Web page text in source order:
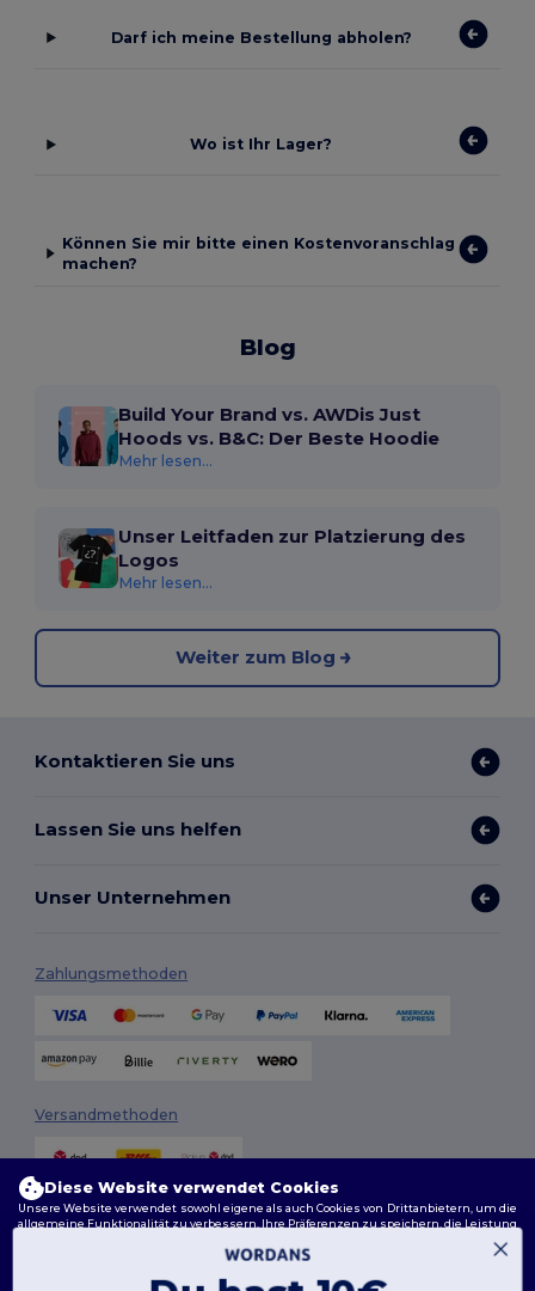
Darf ich meine Bestellung abholen?
Wo ist Ihr Lager?
Können Sie mir bitte einen Kostenvoranschlag
machen?
Blog
Build Your Brand vs. AWDis Just
Hoods vs. B&C: Der Beste Hoodie
Mehr lesen...
Unser Leitfaden zur Platzierung des
Logos
Mehr lesen...
Weiter zum Blog
Kontaktieren Sie uns
Lassen Sie uns helfen
Unser Unternehmen
Zahlungsmethoden
Versandmethoden
Diese Website verwendet Cookies
Unsere Website verwendet sowohl eigene als auch Cookies von Drittanbietern, um die
allgemeine Funktionalität zu verbessern, Ihre Präferenzen zu speichern, die Leistung
zu gewährleisten, einschließlich maßgeschneidertem Inhalt, optimierten